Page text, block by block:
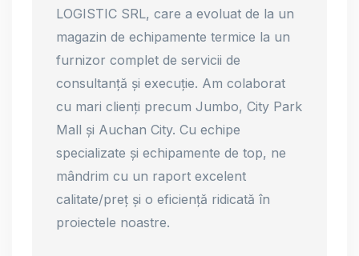
LOGISTIC SRL, care a evoluat de la un
magazin de echipamente termice la un
furnizor complet de servicii de
consultanță și execuție. Am colaborat
cu mari clienți precum Jumbo, City Park
Mall și Auchan City. Cu echipe
specializate și echipamente de top, ne
mândrim cu un raport excelent
calitate/preț și o eficiență ridicată în
proiectele noastre.